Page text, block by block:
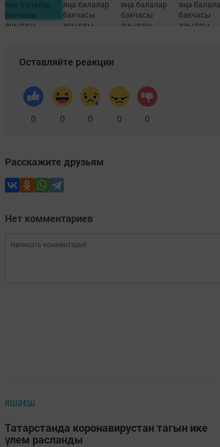
Оставляйте реакции
0 0 0 0 0
Расскажите друзьям
Нет комментариев
ЯШӘЕШ
Татарстанда коронавирустан тагын ике
үлем расланды